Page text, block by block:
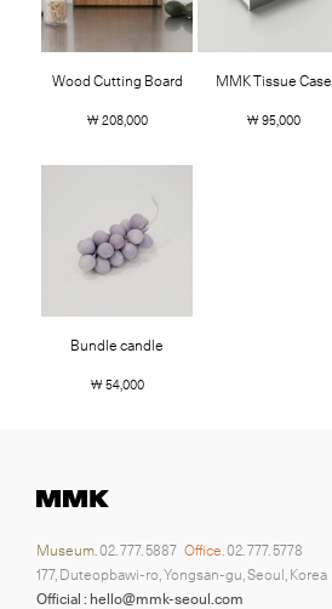
Wood Cutting Board
￦ 208,000
MMK Tissue Case
￦ 95,000
Bundle candle
￦ 54,000
Museum. 02. 777. 5887 Office. 02. 777. 5778
177, Duteopbawi-ro, Yongsan-gu, Seoul, Korea
Official : hello@mmk-seoul.com